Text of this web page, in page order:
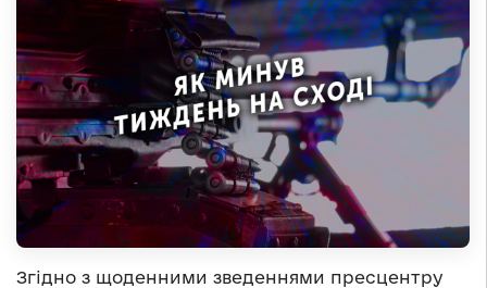
Згідно з щоденними зведеннями пресцентру